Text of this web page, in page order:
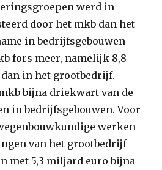
werd in
door het mkb dan het
in bedrijfsgebouwen
fors meer, namelijk 8,8
in het grootbedrijf.
bijna driekwart van de
in bedrijfsgebouwen. Voor
werken
van het grootbedrijf
met 5,3 miljard euro bijna